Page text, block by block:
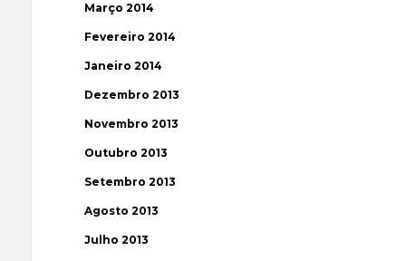
Março 2014
Fevereiro 2014
Janeiro 2014
Dezembro 2013
Novembro 2013
Outubro 2013
Setembro 2013
Agosto 2013
Julho 2013